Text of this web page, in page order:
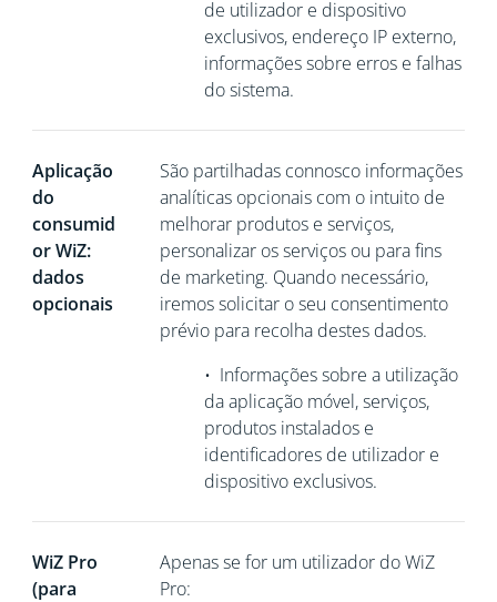
de utilizador e dispositivo
exclusivos, endereço IP externo,
informações sobre erros e falhas
do sistema.
Aplicação
do
consumid
or WiZ:
dados
opcionais
São partilhadas connosco informações
analíticas opcionais com o intuito de
melhorar produtos e serviços,
personalizar os serviços ou para fins
de marketing. Quando necessário,
iremos solicitar o seu consentimento
prévio para recolha destes dados.
• Informações sobre a utilização
da aplicação móvel, serviços,
produtos instalados e
identificadores de utilizador e
dispositivo exclusivos.
WiZ Pro
(para
Apenas se for um utilizador do WiZ
Pro: